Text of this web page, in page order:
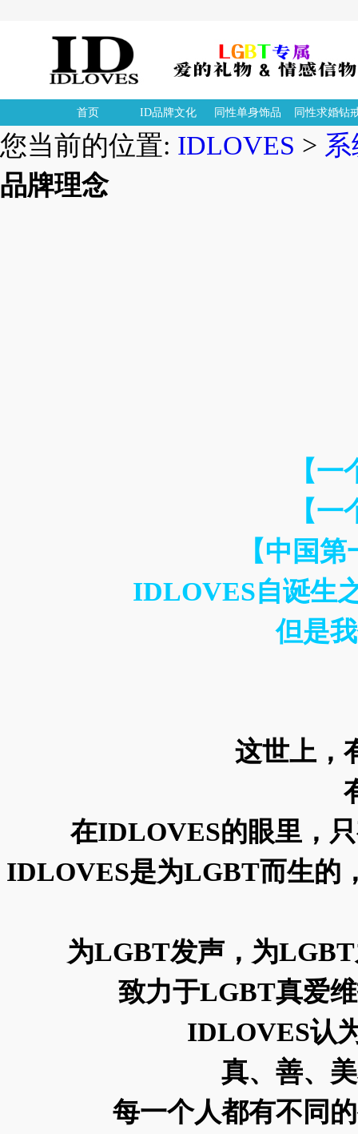
首页 ID品牌文化 同性单身饰品 同性求婚钻
您当前的位置: IDLOVES >
品牌理念
【
【
【中国
IDLOVES自诞生
但是
这世上，
在IDLOVES的眼里，
IDLOVES是为LGBT而生的
为LGBT发声，为
致力于LGBT真爱
IDLOVES认
真、善、
每一个人都有不同